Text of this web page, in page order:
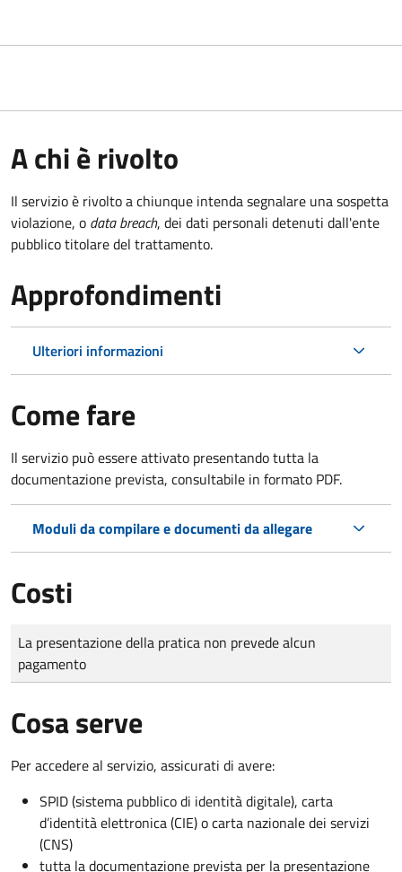
A chi è rivolto
Il servizio è rivolto a chiunque intenda segnalare una sospetta
violazione, o data breach, dei dati personali detenuti dall'ente
pubblico titolare del trattamento.
Approfondimenti
Ulteriori informazioni
Come fare
Il servizio può essere attivato presentando tutta la
documentazione prevista, consultabile in formato PDF.
Moduli da compilare e documenti da allegare
Costi
Tipo di pagamento
Importo
La presentazione della pratica non prevede alcun
pagamento
Cosa serve
Per accedere al servizio, assicurati di avere:
SPID (sistema pubblico di identità digitale), carta
d’identità elettronica (CIE) o carta nazionale dei servizi
(CNS)
tutta la documentazione prevista per la presentazione